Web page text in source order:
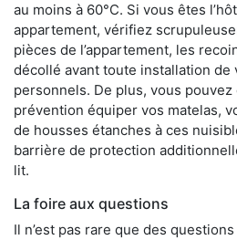
au moins à 60°C. Si vous êtes
appartement, vérifiez
pièces de l’appartement, les
décollé avant toute installation de
personnels. De plus, vous
prévention équiper vos matelas,
de housses étanches à ces
barrière de protection
lit.
La foire aux questions
Il n’est pas rare que des